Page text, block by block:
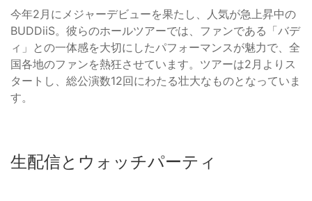
今年2月にメジャーデビューを果たし、人気が急上昇中の
BUDDiiS。彼らのホールツアーでは、ファンである「バデ
ィ」との一体感を大切にしたパフォーマンスが魅力で、全
国各地のファンを熱狂させています。ツアーは2月よりス
タートし、総公演数12回にわたる壮大なものとなっていま
す。
生配信とウォッチパーティ